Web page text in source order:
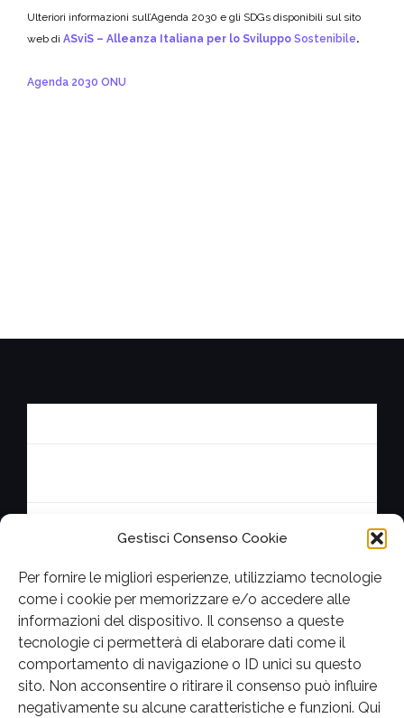
Gestisci Consenso Cookie
Per fornire le migliori esperienze, utilizziamo tecnologie
come i cookie per memorizzare e/o accedere alle
informazioni del dispositivo. Il consenso a queste
tecnologie ci permetterà di elaborare dati come il
comportamento di navigazione o ID unici su questo
sito. Non acconsentire o ritirare il consenso può influire
negativamente su alcune caratteristiche e funzioni. Qui
Ulteriori informazioni sull’Agenda 2030 e gli SDGs disponibili sul sito
web di ASviS – Alleanza Italiana per lo Sviluppo Sostenibile.
Agenda 2030 ONU
Cookie Policy (UE)
FacebookTwitter YoutubeInstagram